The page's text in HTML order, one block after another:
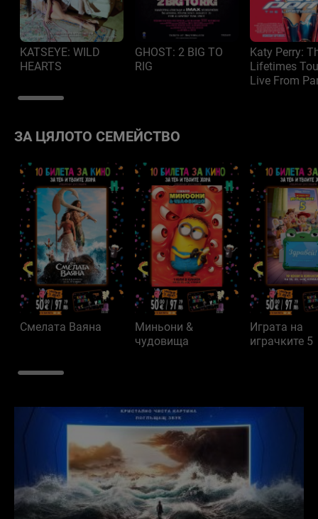
KATSEYE: WILD
HEARTS
GHOST: 2 BIG TO
RIG
Katy Perry:
Lifetimes
Live From
ЗА ЦЯЛОТО СЕМЕЙСТВО
Смелата Ваяна
Миньони &
чудовища
Играта на
играчките 5